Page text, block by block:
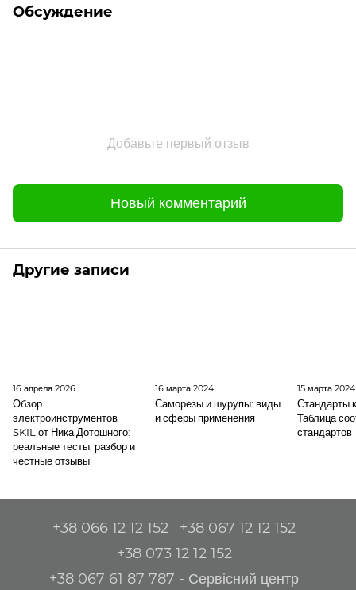
промо-комплект
Обсуждение
Добавьте первый отзыв
Новый комментарий
Другие записи
16 апреля 2026
Обзор
электроинструментов
SKIL от Ника Дотошного:
реальные тесты, разбор и
честные отзывы
16 марта 2024
Саморезы и шурупы: виды
и сферы применения
15 марта 2024
Стандарты
Таблица
стандартов
+38 066 12 12 152
+38 067 12 12 152
+38 073 12 12 152
+38 067 61 87 787 - Сервісний центр